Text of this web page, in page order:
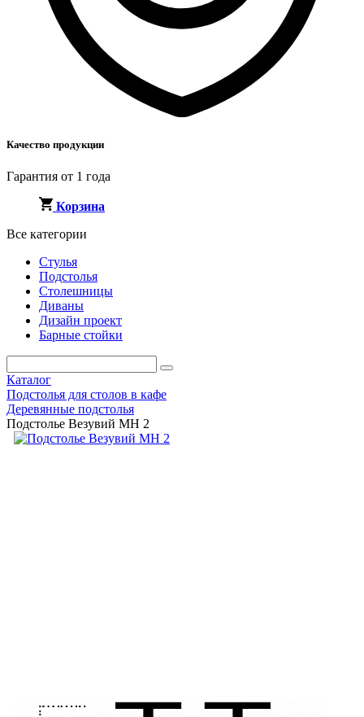
Качество продукции
Гарантия от 1 года
Корзина
Все категории
Стулья
Подстолья
Столешницы
Диваны
Дизайн проект
Барные стойки
Каталог
Подстолья для столов в кафе
Деревянные подстолья
Подстолье Везувий МН 2